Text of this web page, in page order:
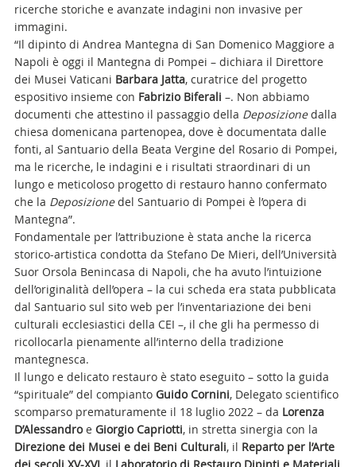
ricerche storiche e avanzate indagini non invasive per
immagini.
“Il dipinto di Andrea Mantegna di San Domenico Maggiore a
Napoli è oggi il Mantegna di Pompei – dichiara il Direttore
dei Musei Vaticani Barbara Jatta, curatrice del progetto
espositivo insieme con Fabrizio Biferali –. Non abbiamo
documenti che attestino il passaggio della Deposizionedalla
chiesa domenicana partenopea, dove è documentata dalle
fonti, al Santuario della Beata Vergine del Rosario di Pompei,
ma le ricerche, le indagini e i risultati straordinari di un
lungo e meticoloso progetto di restauro hanno confermato
che la Deposizionedel Santuario di Pompei è l’opera di
Mantegna”.
Fondamentale per l’attribuzione è stata anche la ricerca
storico-artistica condotta da Stefano De Mieri, dell’Università
Suor Orsola Benincasa di Napoli, che ha avuto l’intuizione
dell’originalità dell’opera – la cui scheda era stata pubblicata
dal Santuario sul sito web per l’inventariazione dei beni
culturali ecclesiastici della CEI –, il che gli ha permesso di
ricollocarla pienamente all’interno della tradizione
mantegnesca.
Il lungo e delicato restauro è stato eseguito – sotto la guida
“spirituale” del compianto Guido Cornini, Delegato scientifico
scomparso prematuramente il 18 luglio 2022 – da Lorenza
D’Alessandroe Giorgio Capriotti, in stretta sinergia con la
Direzione dei Musei e dei Beni Culturali, il Reparto per l’Arte